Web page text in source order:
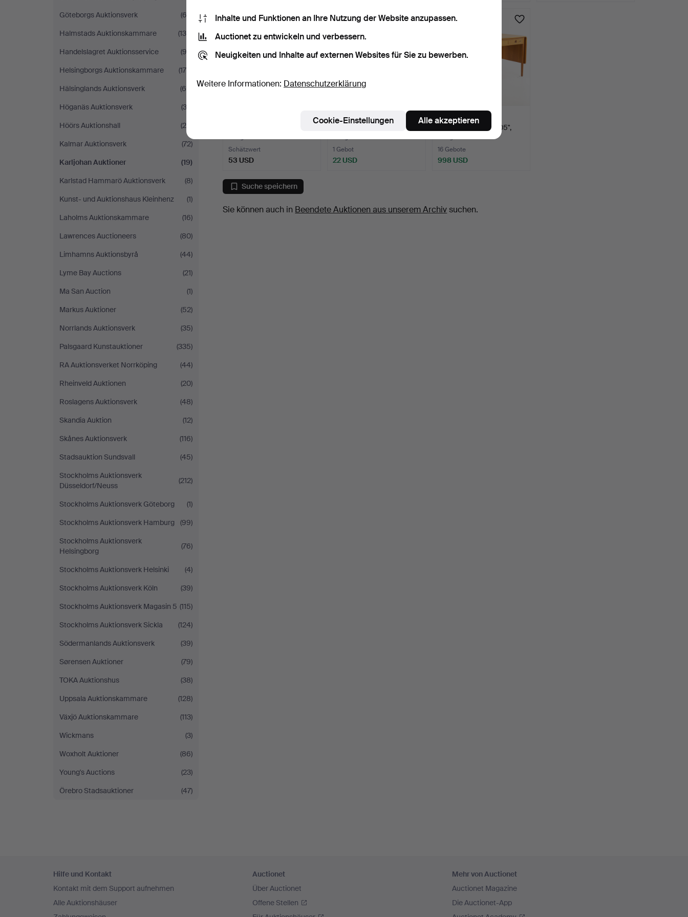
Göteborgs Auktionsverk
(62)
Halmstads Auktionskammare
(134)
Handelslagret Auktionsservice
(93)
Helsingborgs Auktionskammare
(178)
Hälsinglands Auktionsverk
(65)
Höganäs Auktionsverk
(33)
Höörs Auktionshall
(28)
Kalmar Auktionsverk
(72)
Karljohan Auktioner
(19)
Karlstad Hammarö Auktionsverk
(8)
Kunst- und Auktionshaus Kleinhenz
(1)
Laholms Auktionskammare
(16)
Lawrences Auctioneers
(80)
Limhamns Auktionsbyrå
(44)
Lyme Bay Auctions
(21)
Ma San Auction
(1)
Markus Auktioner
(52)
Norrlands Auktionsverk
(35)
Palsgaard Kunstauktioner
(335)
RA Auktionsverket Norrköping
(44)
Rheinveld Auktionen
(20)
Roslagens Auktionsverk
(48)
Skandia Auktion
(12)
Skånes Auktionsverk
(116)
Stadsauktion Sundsvall
(45)
Stockholms Auktionsverk
Düsseldorf/Neuss
(212)
Stockholms Auktionsverk Göteborg
(1)
Stockholms Auktionsverk Hamburg
(99)
Stockholms Auktionsverk
Helsingborg
(76)
Stockholms Auktionsverk Helsinki
(4)
Stockholms Auktionsverk Köln
(39)
Stockholms Auktionsverk Magasin 5 (115)
Stockholms Auktionsverk Sickla
(124)
Södermanlands Auktionsverk
(39)
Sørensen Auktioner
(79)
TOKA Auktionshus
(38)
Uppsala Auktionskammare
(128)
Växjö Auktionskammare
(113)
Wickmans
(3)
Woxholt Auktioner
(86)
Young's Auctions
(23)
Örebro Stadsauktioner
(47)
Schätzwert
53 USD
SEVERIN HANSEN.
Couchtisch, Haslev
Möbelsn…
1 Gebot
22 USD
HANS J WEGNER.
Schreibtisch, "AT-305",
Tea…
16 Gebote
998 USD
Suche speichern
Sie können auch in Beendete Auktionen aus unserem Archivsuchen.
Navigation
Hilfe und Kontakt
Kontakt mit dem Support aufnehmen
Alle Auktionshäuser
Auctionet
Über Auctionet
Offene Stellen
Mehr von Auctionet
Auctionet Magazine
Die Auctionet-App
Inhalte und Funktionen an Ihre Nutzung der Website anzupassen.
Auctionet zu entwickeln und verbessern.
Neuigkeiten und Inhalte auf externen Websites für Sie zu bewerben.
Weitere Informationen: Datenschutzerklärung
Cookie-Einstellungen Alle akzeptieren